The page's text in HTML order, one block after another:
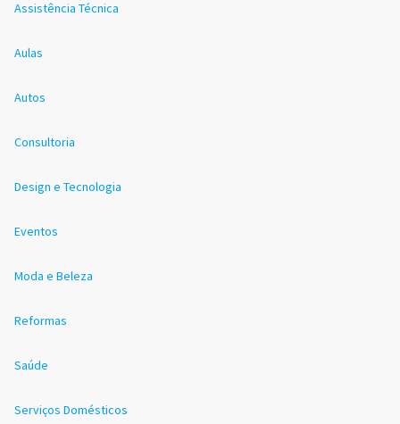
Assistência Técnica
Aulas
Autos
Consultoria
Design e Tecnologia
Eventos
Moda e Beleza
Reformas
Saúde
Serviços Domésticos